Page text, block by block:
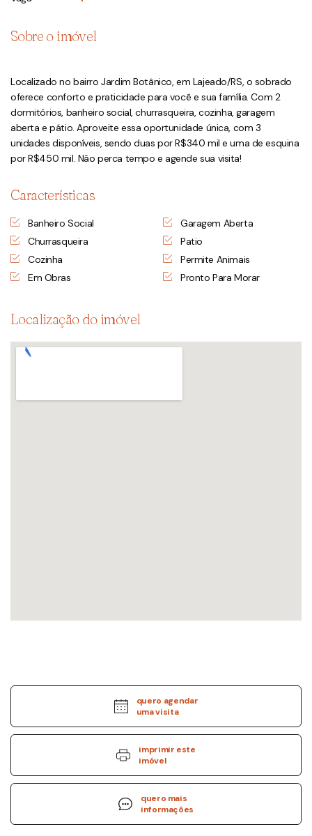
Sobre o imóvel
Localizado no bairro Jardim Botânico, em Lajeado/RS, o sobrado
oferece conforto e praticidade para você e sua família. Com 2
dormitórios, banheiro social, churrasqueira, cozinha, garagem
aberta e pátio. Aproveite essa oportunidade única, com 3
unidades disponíveis, sendo duas por R$340 mil e uma de esquina
por R$450 mil. Não perca tempo e agende sua visita!
Características
Banheiro Social
Churrasqueira
Cozinha
Em Obras
Garagem Aberta
Patio
Permite Animais
Pronto Para Morar
Localização do imóvel
quero agendar
uma visita
imprimir este
imóvel
quero mais
informações